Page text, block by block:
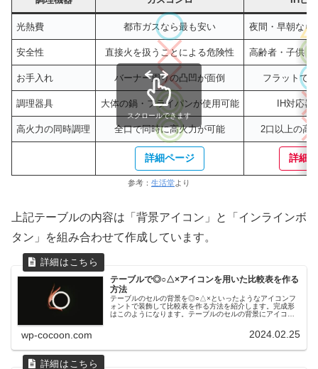
光熱費 都市ガスなら最も安い 夜間・早朝なら
安全性 直接火を扱うことによる危険性 高齢者・子供・
お手入れ バーナー周りの凸凹が面倒 フラットで
調理器具 大体の鍋・フライパンが使用可能 IH対応器
高火力の同時調理 全口で同時に高火力が可能 2口以上の高
詳細ページ 詳細
スクロールできます
参考： 生活堂より
上記テーブルの内容は「背景アイコン」と「インラインボ
タン」を組み合わせて作成しています。
テーブルで◎○△×アイコンを用いた比較表を作る
方法
テーブルのセルの背景を◎○△×といったようなアイコンフ
ォントで装飾して比較表を作る方法を紹介します。完成形
はこのようになります。テーブルのセルの背景にアイコン
wp-cocoon.com 2024.02.25